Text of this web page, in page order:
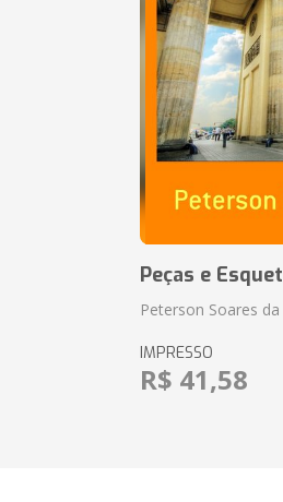
Peças e
Peterson Soares da
IMPRESSO
R$ 41,58